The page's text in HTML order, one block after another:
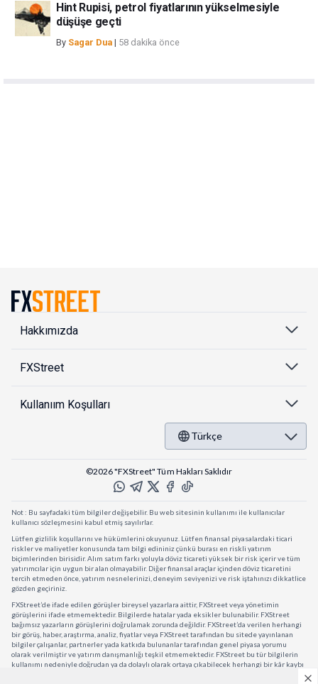
Hint Rupisi, petrol fiyatlarının yükselmesiyle
düşüşe geçti
By Sagar Dua | 58 dakika önce
Hakkımızda
FXStreet
Kullanıım Koşulları
Türkçe
©2026 "FXStreet" Tüm Hakları Saklıdır
Not : Bu sayfadaki tüm bilgiler değişebilir. Bu web sitesinin kullanımı ile kullanıcılar
kullanıcı sözleşmesini kabul etmiş sayılırlar.
Lütfen gizlilik koşullarını ve hükümlerini okuyunuz. Lütfen finansal piyasalardaki ticari
riskler ve maliyetler konusunda tam bilgi edininiz çünkü burası en riskli yatırım
biçimlerinden birisidir. Alım satım farkı yoluyla döviz ticareti yüksek bir risk içerir ve tüm
yatırımcılar için uygun bir alan olmayabilir. Diğer finansal araçlar içinden döviz ticaretini
tercih etmeden önce, yatırım nesnelerinizi, deneyim seviyenizi ve risk iştahınızı dikkatlice
gözden geçiriniz.
FXStreet’de ifade edilen görüşler bireysel yazarlara aittir, FXStreet veya yönetimin
görüşlerini ifade etmemektedir. Bilgilerde hatalar yada eksikler bulunabilir. FXStreet
bağımsız yazarların görüşlerini doğrulamak zorunda değildir. FXStreet’da verilen herhangi
bir görüş, haber, araştırma, analiz, fiyatlar veya FXStreet tarafından bu sitede yayınlanan
bilgiler çalışanlar, partnerler yada katkıda bulunanlar tarafından genel piyasa yorumu
olarak verilmiştir ve yatırım danışmanlığı teşkil etmemektedir. FXStreet bu tür bilgilerin
kullanımı nedeniyle doğrudan ya da dolaylı olarak ortaya çıkabilecek herhangi bir kâr kaybı